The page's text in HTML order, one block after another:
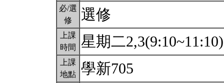
必/選
修
選修
上課
時間
星期二
上課
地點
學新705